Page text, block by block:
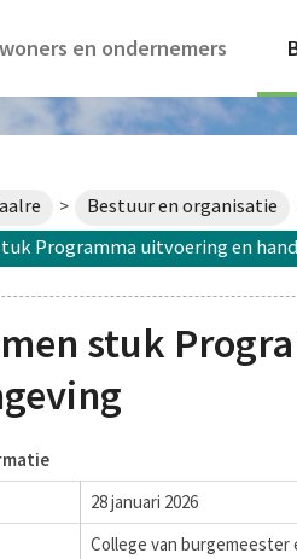
en ondernemers
> Bestuur en organisatie
Programma uitvoering en
stuk
28 januari 2026
College van burgemeester